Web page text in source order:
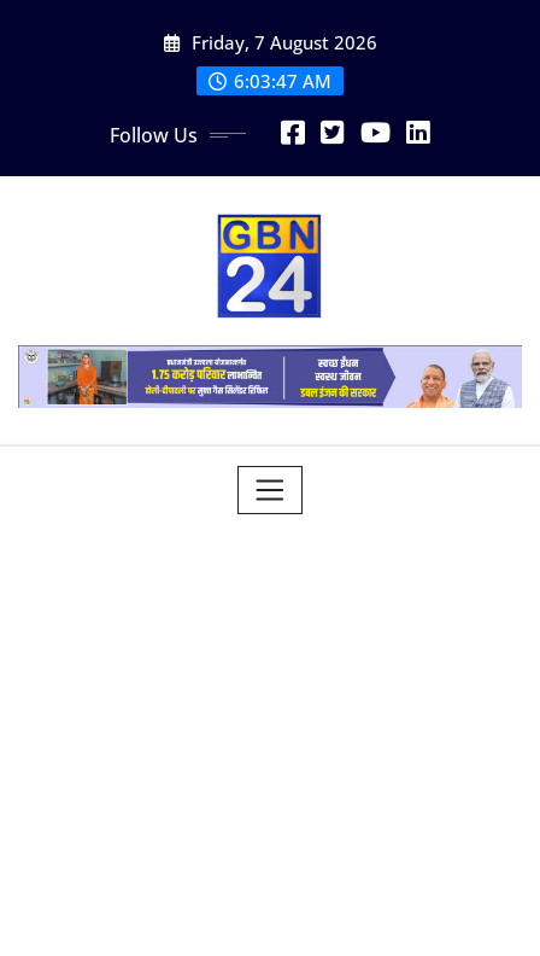
Friday, 7 August 2026
6:03:48 AM
Follow Us